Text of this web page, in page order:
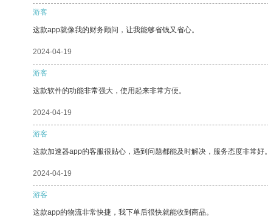
游客
这款app就像我的财务顾问，让我能够省钱又省心。
2024-04-19
游客
这款软件的功能非常强大，使用起来非常方便。
2024-04-19
游客
这款加速器app的客服很贴心，遇到问题都能及时解决，服务态度非常好。
2024-04-19
游客
这款app的物流非常快捷，我下单后很快就能收到商品。